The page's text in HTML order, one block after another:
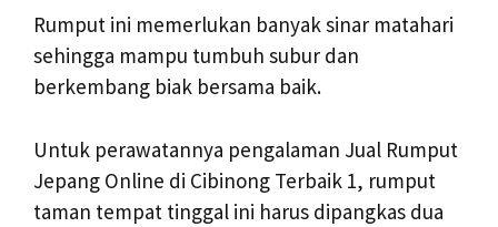
Rumput ini memerlukan banyak sinar matahari
sehingga mampu tumbuh subur dan
berkembang biak bersama baik.
Untuk perawatannya pengalaman Jual Rumput
Jepang Online di Cibinong Terbaik 1, rumput
taman tempat tinggal ini harus dipangkas dua